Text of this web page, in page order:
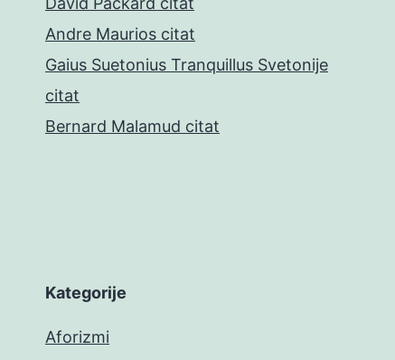
Andre Maurios citat
Gaius Suetonius Tranquillus Svetonije
citat
Bernard Malamud citat
Kategorije
Aforizmi